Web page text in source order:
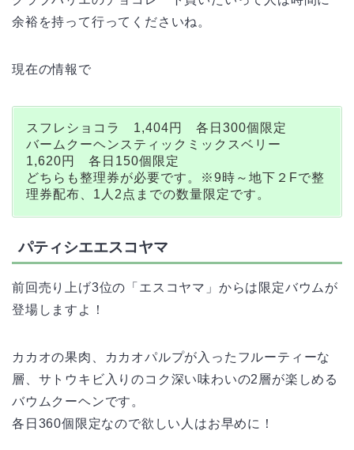
余裕を持って行ってくださいね。
現在の情報で
スフレショコラ 1,404円 各日300個限定
バームクーヘンスティックミックスベリー
1,620円 各日150個限定
どちらも整理券が必要です。※9時～地下２Fで整
理券配布、1人2点までの数量限定です。
パティシエエスコヤマ
前回売り上げ3位の「エスコヤマ」からは限定バウムが
登場しますよ！
カカオの果肉、カカオパルプが入ったフルーティーな
層、サトウキビ入りのコク深い味わいの2層が楽しめる
バウムクーヘンです。
各日360個限定なので欲しい人はお早めに！